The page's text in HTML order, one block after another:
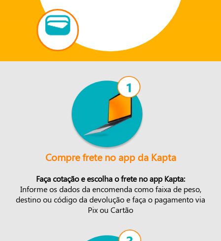
Compre frete no app da Kapta
Faça cotação e escolha o frete no app Kapta:
Informe os dados da encomenda como faixa de peso,
destino ou código da devolução e faça o pagamento via
Pix ou Cartão